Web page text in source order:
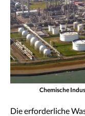
Chemische
Die erforderliche